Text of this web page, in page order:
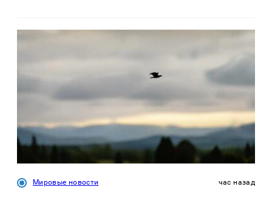
Мировые новости час назад